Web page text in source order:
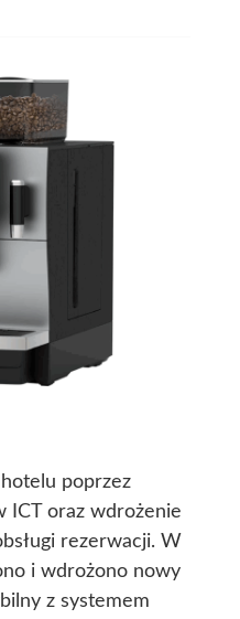
poprzez
ICT oraz wdrożenie
rezerwacji. W
i wdrożono nowy
z systemem